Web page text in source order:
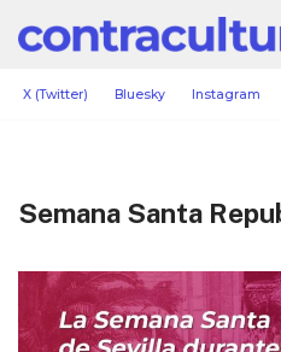
al
X (Twitter) Bluesky Instagram
Semana Santa